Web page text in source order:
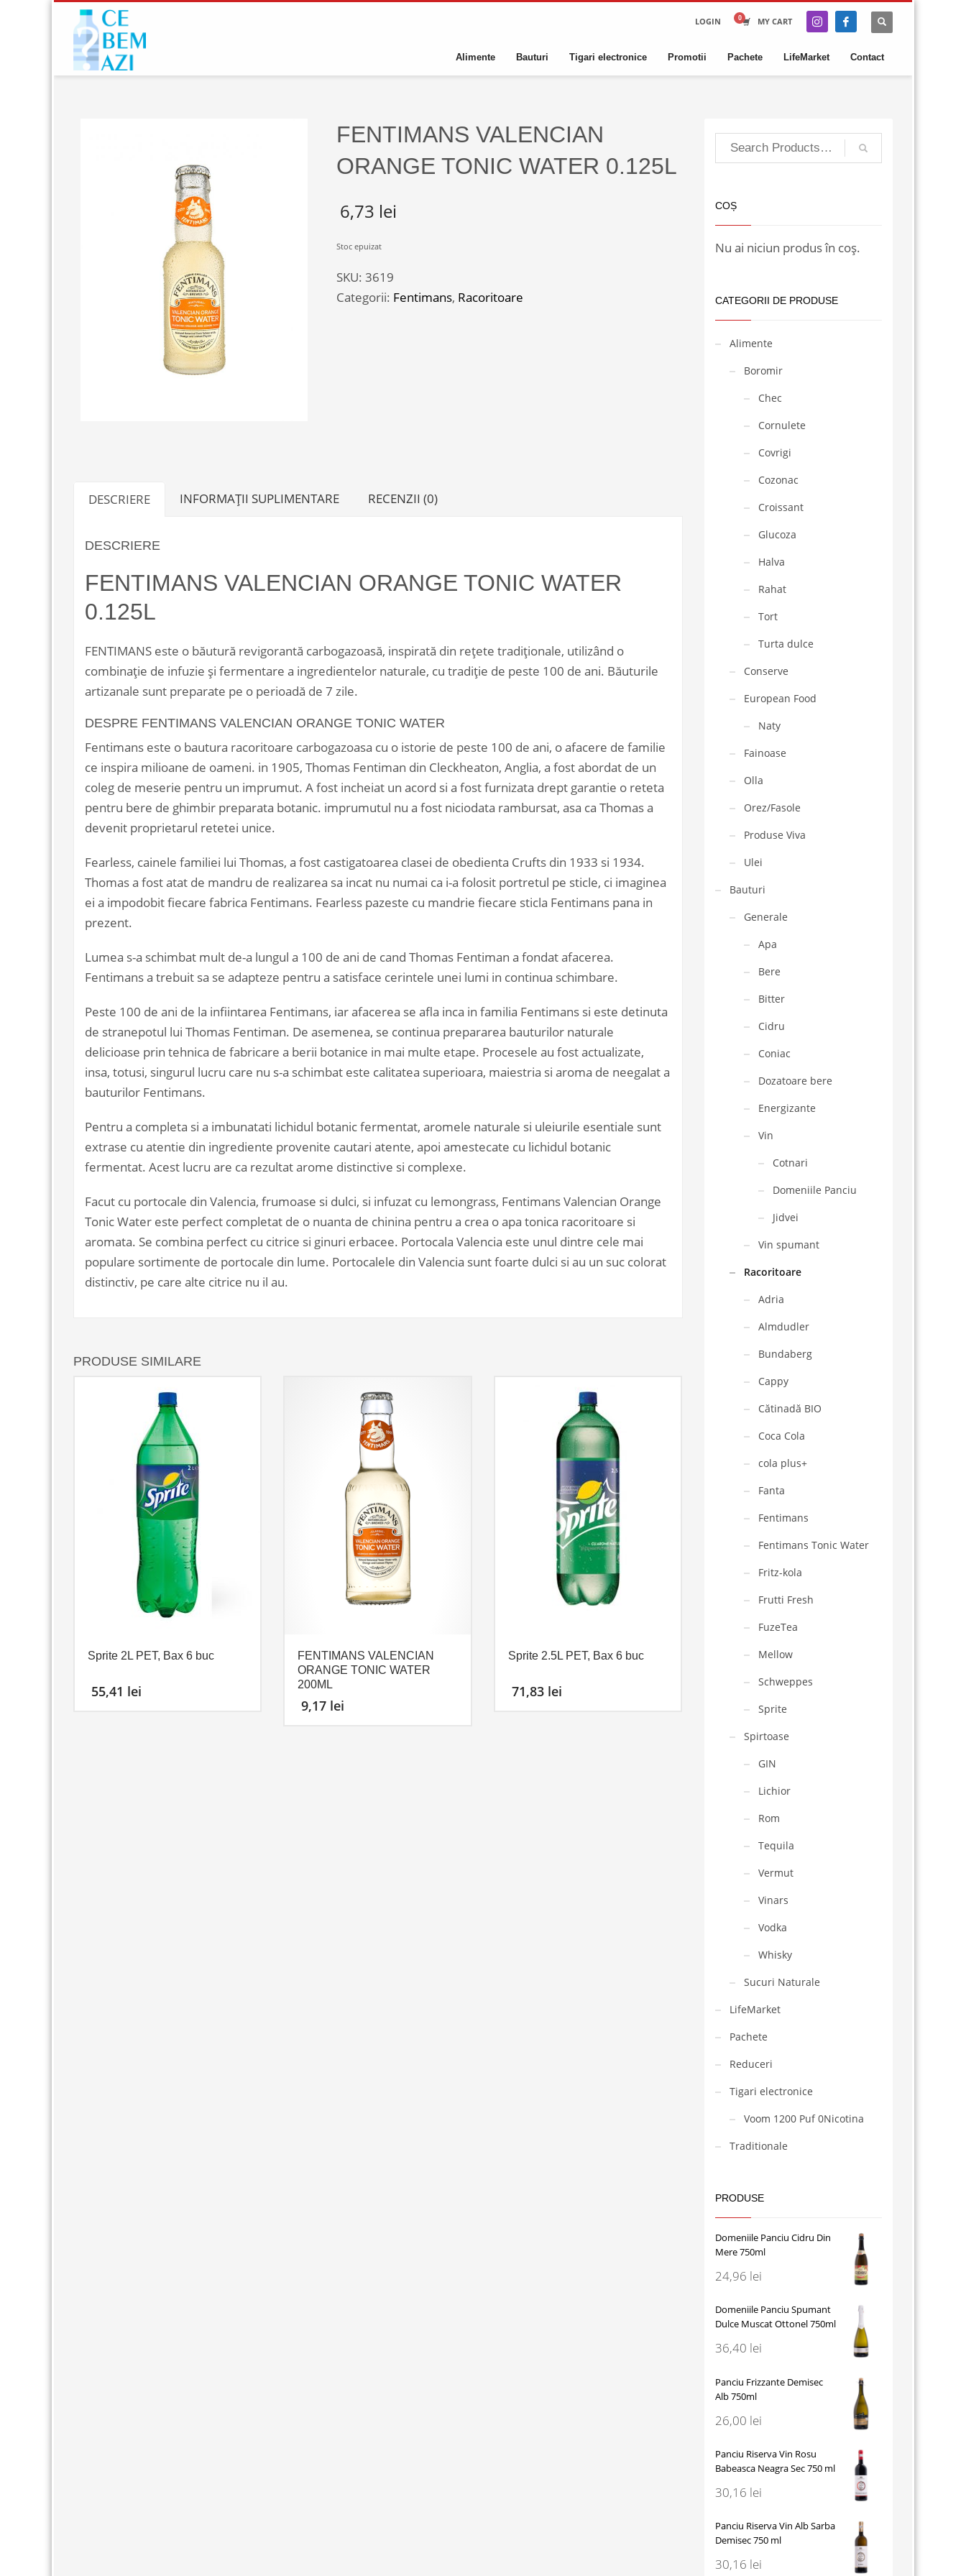
LOGIN MY CART
Alimente Bauturi Tigari electronice Promotii Pachete LifeMarket Contact
FENTIMANS VALENCIAN
ORANGE TONIC WATER 0.125L
6,73 lei
Stoc epuizat
SKU: 3619
Categorii: Fentimans, Racoritoare
DESCRIERE INFORMAȚII SUPLIMENTARE RECENZII (0)
DESCRIERE
FENTIMANS VALENCIAN ORANGE TONIC WATER
0.125L
FENTIMANS este o băutură revigorantă carbogazoasă, inspirată din rețete tradiționale, utilizând o
combinație de infuzie și fermentare a ingredientelor naturale, cu tradiție de peste 100 de ani. Băuturile
artizanale sunt preparate pe o perioadă de 7 zile.
DESPRE FENTIMANS VALENCIAN ORANGE TONIC WATER
Fentimans este o bautura racoritoare carbogazoasa cu o istorie de peste 100 de ani, o afacere de familie
ce inspira milioane de oameni. in 1905, Thomas Fentiman din Cleckheaton, Anglia, a fost abordat de un
coleg de meserie pentru un imprumut. A fost incheiat un acord si a fost furnizata drept garantie o reteta
pentru bere de ghimbir preparata botanic. imprumutul nu a fost niciodata rambursat, asa ca Thomas a
devenit proprietarul retetei unice.
Fearless, cainele familiei lui Thomas, a fost castigatoarea clasei de obedienta Crufts din 1933 si 1934.
Thomas a fost atat de mandru de realizarea sa incat nu numai ca i-a folosit portretul pe sticle, ci imaginea
ei a impodobit fiecare fabrica Fentimans. Fearless pazeste cu mandrie fiecare sticla Fentimans pana in
prezent.
Lumea s-a schimbat mult de-a lungul a 100 de ani de cand Thomas Fentiman a fondat afacerea.
Fentimans a trebuit sa se adapteze pentru a satisface cerintele unei lumi in continua schimbare.
Peste 100 de ani de la infiintarea Fentimans, iar afacerea se afla inca in familia Fentimans si este detinuta
de stranepotul lui Thomas Fentiman. De asemenea, se continua prepararea bauturilor naturale
delicioase prin tehnica de fabricare a berii botanice in mai multe etape. Procesele au fost actualizate,
insa, totusi, singurul lucru care nu s-a schimbat este calitatea superioara, maiestria si aroma de neegalat a
bauturilor Fentimans.
Pentru a completa si a imbunatati lichidul botanic fermentat, aromele naturale si uleiurile esentiale sunt
extrase cu atentie din ingrediente provenite cautari atente, apoi amestecate cu lichidul botanic
fermentat. Acest lucru are ca rezultat arome distinctive si complexe.
Facut cu portocale din Valencia, frumoase si dulci, si infuzat cu lemongrass, Fentimans Valencian Orange
Tonic Water este perfect completat de o nuanta de chinina pentru a crea o apa tonica racoritoare si
aromata. Se combina perfect cu citrice si ginuri erbacee. Portocala Valencia este unul dintre cele mai
populare sortimente de portocale din lume. Portocalele din Valencia sunt foarte dulci si au un suc colorat
distinctiv, pe care alte citrice nu il au.
PRODUSE SIMILARE
Sprite 2L PET, Bax 6 buc
55,41 lei
FENTIMANS VALENCIAN
ORANGE TONIC WATER
200ML
9,17 lei
Sprite 2.5L PET, Bax 6 buc
71,83 lei
COȘ
Nu ai niciun produs în coș.
CATEGORII DE PRODUSE
Alimente
Boromir
Chec
Cornulete
Covrigi
Cozonac
Croissant
Glucoza
Halva
Rahat
Tort
Turta dulce
Conserve
European Food
Naty
Fainoase
Olla
Orez/Fasole
Produse Viva
Ulei
Bauturi
Generale
Apa
Bere
Bitter
Cidru
Coniac
Dozatoare bere
Energizante
Vin
Cotnari
Domeniile Panciu
Jidvei
Vin spumant
Racoritoare
Adria
Almdudler
Bundaberg
Cappy
Cătinadă BIO
Coca Cola
cola plus+
Fanta
Fentimans
Fentimans Tonic Water
Fritz-kola
Frutti Fresh
FuzeTea
Mellow
Schweppes
Sprite
Spirtoase
GIN
Lichior
Rom
Tequila
Vermut
Vinars
Vodka
Whisky
Sucuri Naturale
LifeMarket
Pachete
Reduceri
Tigari electronice
Voom 1200 Puf 0Nicotina
Traditionale
PRODUSE
Domeniile Panciu Cidru Din
Mere 750ml
24,96 lei
Domeniile Panciu Spumant
Dulce Muscat Ottonel 750ml
36,40 lei
Panciu Frizzante Demisec
Alb 750ml
26,00 lei
Panciu Riserva Vin Rosu
Babeasca Neagra Sec 750 ml
30,16 lei
Panciu Riserva Vin Alb Sarba
Demisec 750 ml
30,16 lei